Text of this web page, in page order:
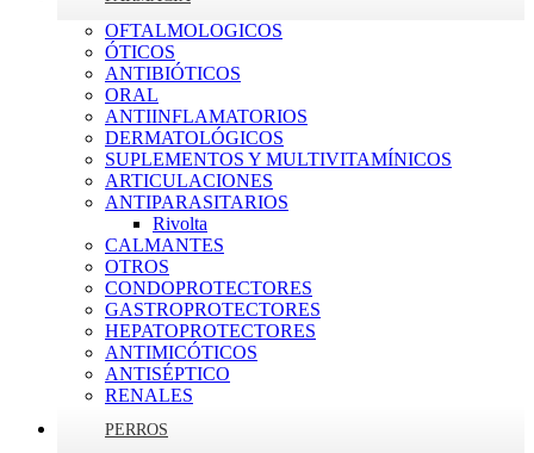
OFTALMOLOGICOS
ÓTICOS
ANTIBIÓTICOS
ORAL
ANTIINFLAMATORIOS
DERMATOLÓGICOS
SUPLEMENTOS Y MULTIVITAMÍNICOS
ARTICULACIONES
ANTIPARASITARIOS
Rivolta
CALMANTES
OTROS
CONDOPROTECTORES
GASTROPROTECTORES
HEPATOPROTECTORES
ANTIMICÓTICOS
ANTISÉPTICO
RENALES
PERROS